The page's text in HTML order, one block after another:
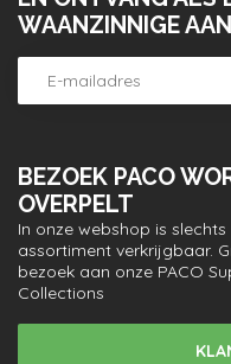
BEZOEK PACO
OVERPELT
In onze webshop is
assortiment verkrijgbaar.
bezoek aan onze PACO
Collections
WAANZINNIGE